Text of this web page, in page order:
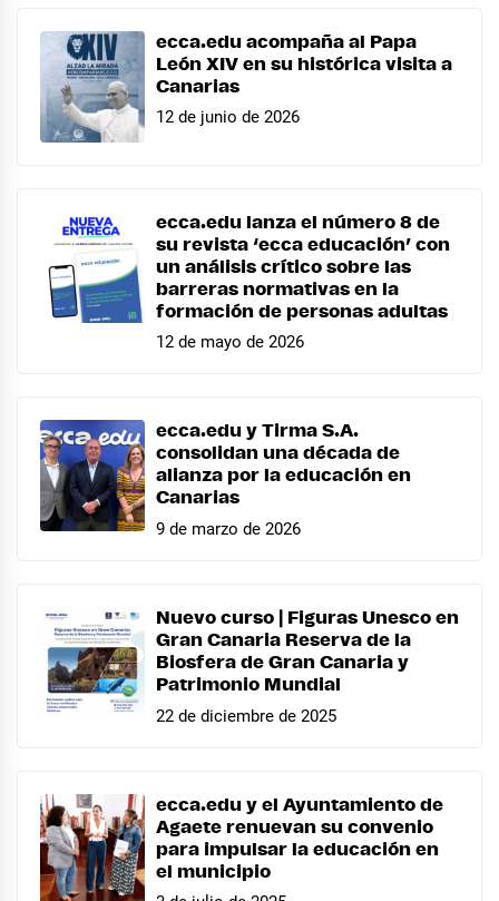
ecca.edu acompaña al Papa
León XIV en su histórica visita a
Canarias
12 de junio de 2026
ecca.edu lanza el número 8 de
su revista ‘ecca educación’ con
un análisis crítico sobre las
barreras normativas en la
formación de personas adultas
12 de mayo de 2026
ecca.edu y Tirma S.A.
consolidan una década de
alianza por la educación en
Canarias
9 de marzo de 2026
Nuevo curso | Figuras Unesco en
Gran Canaria Reserva de la
Biosfera de Gran Canaria y
Patrimonio Mundial
22 de diciembre de 2025
ecca.edu y el Ayuntamiento de
Agaete renuevan su convenio
para impulsar la educación en
el municipio